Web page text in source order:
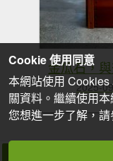
金瓜石，
2025-
Cookie 使用同意
本網站使用
關資料。繼續使用
您想進一步了解，請